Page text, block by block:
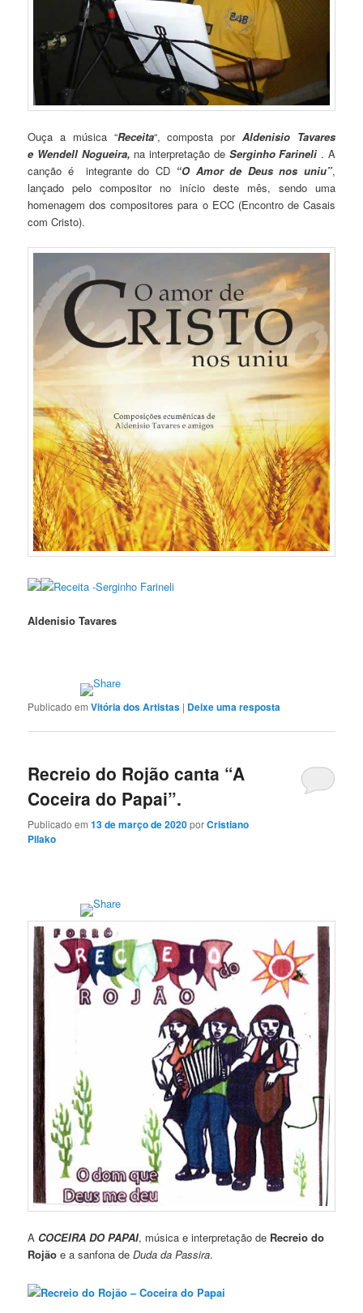
Ouça a música “Receita“, composta porAldenisio Tavares
e Wendell Nogueira, na interpretação de Serginho Farineli . A
canção é integrante do CD “O Amor de Deus nos uniu”,
lançado pelo compositor no início deste mês, sendo uma
homenagem dos compositores para o ECC (Encontro de Casais
com Cristo).
Receita -Serginho Farineli
Aldenisio Tavares
Publicado em Vitória dos Artistas | Deixe uma resposta
Recreio do Rojão canta “A
Coceira do Papai”.
Publicado em13 de março de 2020porCristiano
Pilako
A COCEIRA DO PAPAI, música e interpretação de Recreio do
Rojão e a sanfona deDuda da Passira.
Recreio do Rojão – Coceira do Papai